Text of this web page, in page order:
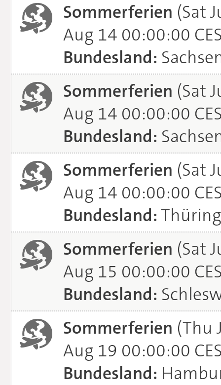
Sommerferien (Sat
Aug 14 00:00:00
Bundesland:
Sommerferien (Sat
Aug 14 00:00:00
Bundesland:
Sommerferien (Sat
Aug 14 00:00:00
Bundesland:
Sommerferien (Sat
Aug 15 00:00:00
Bundesland:
Sommerferien (Thu
Aug 19 00:00:00
Bundesland: